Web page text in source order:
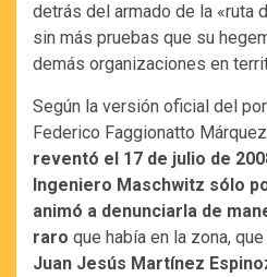
detrás del armado de la «ruta
sin más pruebas que su
demás organizaciones en
Según la versión oficial del
Federico Faggionatto
reventó el 17 de julio de
Ingeniero Maschwitz sólo
animó a denunciarla de
raro que había en la zona,
Juan Jesús Martínez